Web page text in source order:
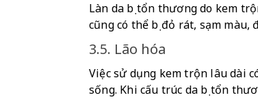
Làn da bị tổn thương do kem
cũng có thể bị đỏ rát, sạm
3.5. Lão hóa
Việc sử dụng kem trộn lâu dài
sống. Khi cấu trúc da bị tổn